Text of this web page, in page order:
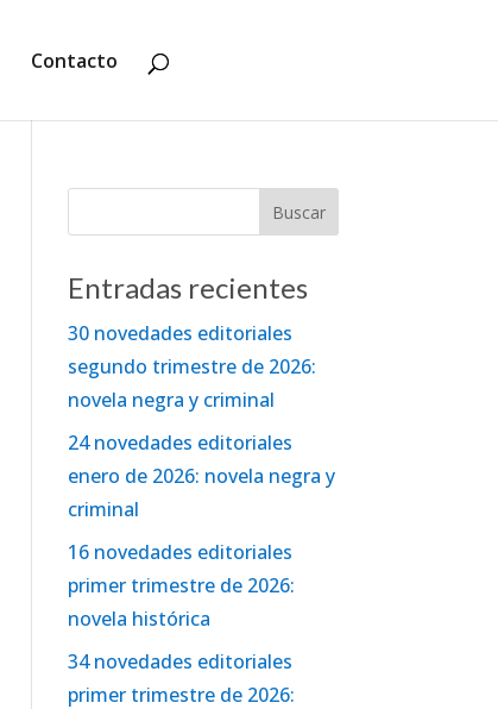
Contacto
Entradas recientes
30 novedades editoriales
segundo trimestre de 2026:
novela negra y criminal
24 novedades editoriales
enero de 2026: novela negra y
criminal
16 novedades editoriales
primer trimestre de 2026:
novela histórica
34 novedades editoriales
primer trimestre de 2026: